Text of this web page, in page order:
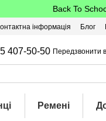
Back To
інформація Блог
407-50-50 Передзвонити
Ремені